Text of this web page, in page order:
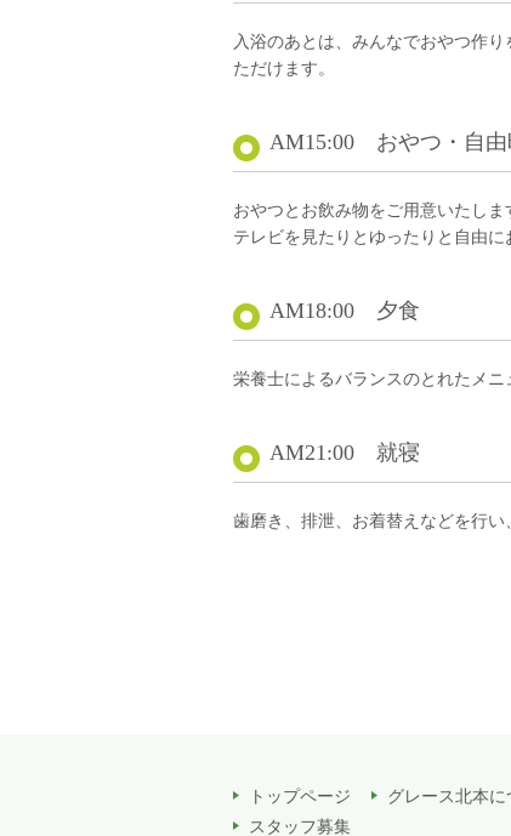
入浴のあとは、みんなでおやつ作
ただけます。
AM15:00 おやつ・自由
おやつとお飲み物をご用意いたし
テレビを見たりとゆったりと自由に
AM18:00 夕食
栄養士によるバランスのとれたメニ
AM21:00 就寝
歯磨き、排泄、お着替えなどを行い
トップページ グレース北本に
スタッフ募集